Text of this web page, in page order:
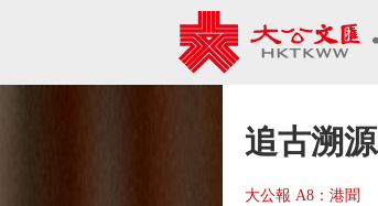
追古溯
大公報 A8：港聞